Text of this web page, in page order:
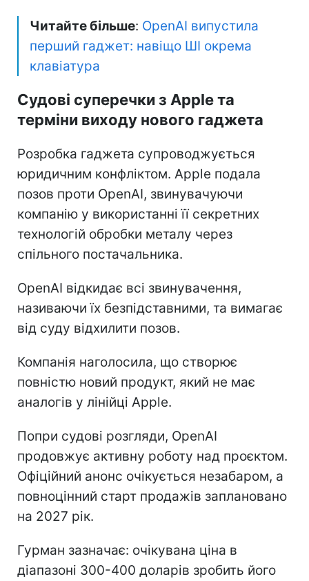
Читайте більше: OpenAI випустила
перший гаджет: навіщо ШІ окрема
клавіатура
Судові суперечки з Apple та
терміни виходу нового гаджета
Розробка гаджета супроводжується
юридичним конфліктом. Apple подала
позов проти OpenAI, звинувачуючи
компанію у використанні її секретних
технологій обробки металу через
спільного постачальника.
OpenAI відкидає всі звинувачення,
називаючи їх безпідставними, та вимагає
від суду відхилити позов.
Компанія наголосила, що створює
повністю новий продукт, який не має
аналогів у лінійці Apple.
Попри судові розгляди, OpenAI
продовжує активну роботу над проєктом.
Офіційний анонс очікується незабаром, а
повноцінний старт продажів заплановано
на 2027 рік.
Гурман зазначає: очікувана ціна в
діапазоні 300-400 доларів зробить його